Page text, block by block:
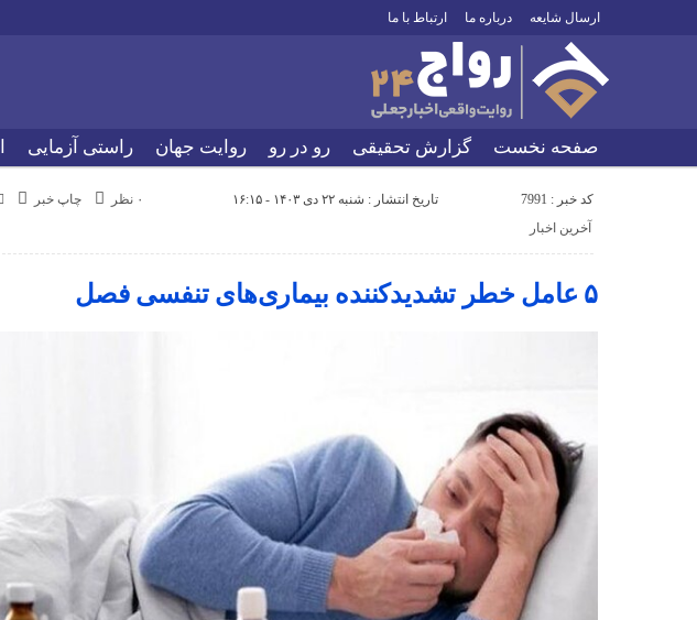
ارسال شایعه درباره ما ارتباط با ما
صفحه نخست گزارش تحقیقی رو در رو روایت جهان راستی آزمایی
کد خبر : 7991 تاریخ انتشار : شنبه ۲۲ دی ۱۴۰۳ - ۱۶:۱۵ چاپ خبر
۰ نظر
آخرین اخبار
۵ عامل خطر تشدیدکننده بیماری‌های تنفسی فصل